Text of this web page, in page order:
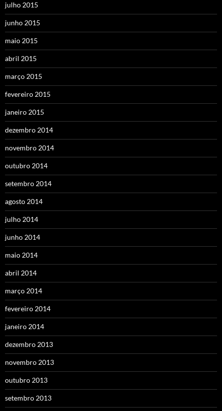
julho 2015
junho 2015
maio 2015
abril 2015
março 2015
fevereiro 2015
janeiro 2015
dezembro 2014
novembro 2014
outubro 2014
setembro 2014
agosto 2014
julho 2014
junho 2014
maio 2014
abril 2014
março 2014
fevereiro 2014
janeiro 2014
dezembro 2013
novembro 2013
outubro 2013
setembro 2013